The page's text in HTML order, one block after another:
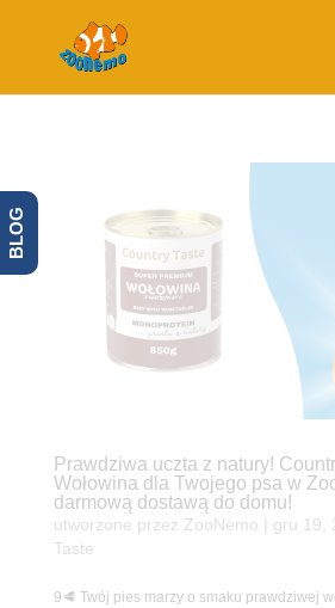
Prawdziwa uczta z natury!
Wołowina dla Twojego psa w
darmową dostawą do domu!
utworzone przez ZooNemo gru 19,
Taste
9🥩 Twój pies marzy o smaku prawdziwej
BLOG